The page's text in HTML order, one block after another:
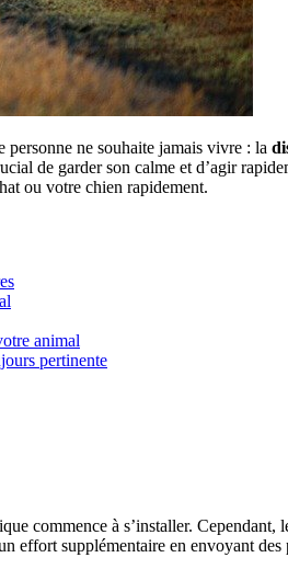
personne ne souhaite jamais vivre : la
de garder son calme et d’agir
ou votre chien rapidement.
animal
pertinente
commence à s’installer.
effort supplémentaire en envoyant